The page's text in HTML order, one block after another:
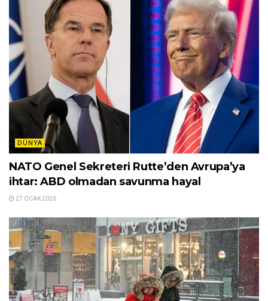
DÜNYA
NATO Genel Sekreteri Rutte’den Avrupa’ya
ihtar: ABD olmadan savunma hayal
27 OCAK 2026